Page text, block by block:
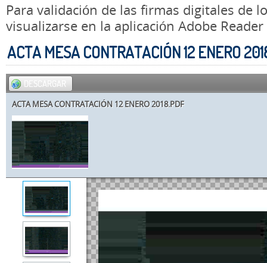
Para validación de las firmas digitales de
visualizarse en la aplicación Adobe Reader
ACTA MESA CONTRATACIÓN 12 ENERO
DESCARGAR
ACTA MESA CONTRATACIÓN 12 ENERO 2018.PDF